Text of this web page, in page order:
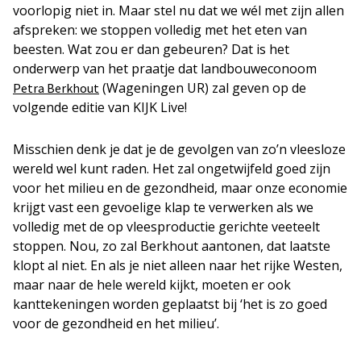
voorlopig niet in. Maar stel nu dat we wél met zijn allen
afspreken: we stoppen volledig met het eten van
beesten. Wat zou er dan gebeuren? Dat is het
onderwerp van het praatje dat landbouweconoom
Petra Berkhout (Wageningen UR) zal geven op de
volgende editie van KIJK Live!
Misschien denk je dat je de gevolgen van zo’n vleesloze
wereld wel kunt raden. Het zal ongetwijfeld goed zijn
voor het milieu en de gezondheid, maar onze economie
krijgt vast een gevoelige klap te verwerken als we
volledig met de op vleesproductie gerichte veeteelt
stoppen. Nou, zo zal Berkhout aantonen, dat laatste
klopt al niet. En als je niet alleen naar het rijke Westen,
maar naar de hele wereld kijkt, moeten er ook
kanttekeningen worden geplaatst bij ‘het is zo goed
voor de gezondheid en het milieu’.